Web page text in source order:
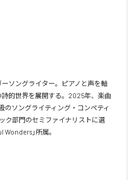
ソングライター。ピアノと声を軸
的世界を展開する。2025年、楽曲
のソングライティング・コンペティ
ク部門のセミファイナリストに選
」所属。